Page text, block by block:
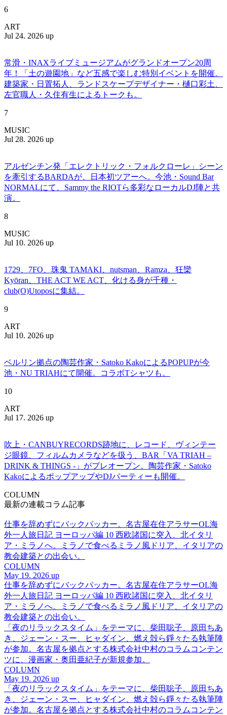
6
ART
Jul 24. 2026 up
常滑・INAXライブミュージアムがグランドオープン20周
年！「土の遊園地」など五感で楽しむ特別イベントを開催。
建築家・日置拓人、ランドスケープデザイナー・樋口彩土、
左官職人・久住有生によるトークも。
7
MUSIC
Jul 28. 2026 up
アルゼンチン発「エレクトリック・フォルクローレ」シーン
を牽引するBARDAが、日本初ツアーへ。今池・Sound Bar
NORMALにて、Sammy the RIOTら多彩なローカルDJ陣と共
演。
8
MUSIC
Jul 10. 2026 up
1729、7FO、珠鬼 TAMAKI、nutsman、Ramza、狂欒
Kyōran、THE ACT WE ACT、化ける身が千種・
club(O)Utoposに集結。
9
ART
Jul 10. 2026 up
ベルリン拠点の陶芸作家・Satoko KakoによるPOPUPが今
池・NU TRIAHにて開催。コラボTシャツも。
10
ART
Jul 17. 2026 up
吹上・CANBUYRECORDS跡地に、レコード、ヴィンテー
ジ眼鏡、フィルムカメラなどを扱う、BAR「VA TRIAH –
DRINK & THINGS -」がプレオープン。陶芸作家・Satoko
KakoによるポップアップやDJパーティーも開催。
COLUMN
最新の連載コラム記事
仕事を辞めずにバックパッカー。名古屋在住アラサーOL海
外一人旅日記 ヨーロッパ編 10 西欧諸国に突入、北イタリ
ア・ミラノへ。ミラノで食べるミラノ風ドリア、イタリアの
教会建築との出会い。
COLUMN
May 19. 2026 up
仕事を辞めずにバックパッカー。名古屋在住アラサーOL海
外一人旅日記 ヨーロッパ編 10 西欧諸国に突入、北イタリ
ア・ミラノへ。ミラノで食べるミラノ風ドリア、イタリアの
教会建築との出会い。
「夜のリラックスタイム」をテーマに、柴田聡子、原田ちあ
き、ジェーン・スー、ヒャダイン、燃え殻ら錚々たる執筆陣
が参加。名古屋を拠点とする株式会社中村のコラムコンテン
ツに、漫画家・奥田亜紀子が新規参加。
COLUMN
May 19. 2026 up
「夜のリラックスタイム」をテーマに、柴田聡子、原田ちあ
き、ジェーン・スー、ヒャダイン、燃え殻ら錚々たる執筆陣
が参加。名古屋を拠点とする株式会社中村のコラムコンテン